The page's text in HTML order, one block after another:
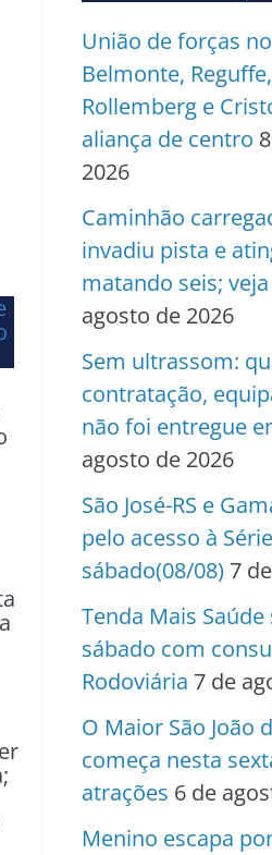
União de forças
Belmonte,
Rollemberg e
aliança de centro
2026
Caminhão
invadiu pista e
matando seis;
agosto de 2026
Sem ultrassom:
contratação,
não foi entregue
agosto de 2026
São José-RS e
pelo acesso à
sábado(08/08) 7
Tenda Mais
sábado com
Rodoviária 7 de
O Maior São João
começa nesta
atrações 6 de
Menino escapa